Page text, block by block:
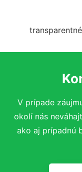
V prípade
okolí nás
ako aj prípadnú